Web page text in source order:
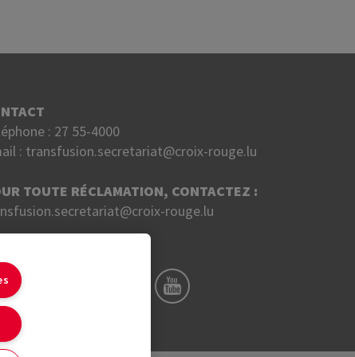
: 27 55-4000
: transfusion.secretariat@croix-rouge.lu
TOUTE RÉCLAMATION, CONTACTEZ :
rouge.lu